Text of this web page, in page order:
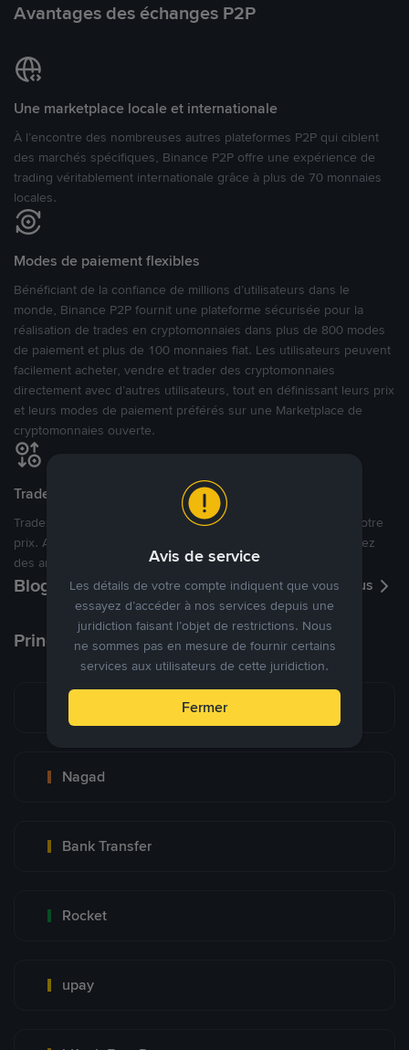
Avantages des échanges P2P
Une marketplace locale et internationale
À l’encontre des nombreuses autres plateformes P2P qui ciblent
des marchés spécifiques, Binance P2P offre une expérience de
trading véritablement internationale grâce à plus de 70 monnaies
locales.
Modes de paiement flexibles
Bénéficiant de la confiance de millions d’utilisateurs dans le
monde, Binance P2P fournit une plateforme sécurisée pour la
réalisation de trades en cryptomonnaies dans plus de 800 modes
de paiement et plus de 100 monnaies fiat. Les utilisateurs peuvent
facilement acheter, vendre et trader des cryptomonnaies
directement avec d’autres utilisateurs, tout en définissant leurs prix
et leurs modes de paiement préférés sur une Marketplace de
cryptomonnaies ouverte.
Tradez à des prix avantageux pour vous
Tradez des cryptos en étant libres d’acheter et de vendre à votre
prix. Achetez ou vendez à partir des offres existantes, ou créez
des annonces commerciales pour fixer vos propres prix.
Blog P2P Voir plus
Principaux modes de paiement
Nagad
Bank Transfer
Rocket
upay
Avis de service
Les détails de votre compte indiquent que vous
essayez d’accéder à nos services depuis une
juridiction faisant l’objet de restrictions. Nous
ne sommes pas en mesure de fournir certains
services aux utilisateurs de cette juridiction.
Fermer